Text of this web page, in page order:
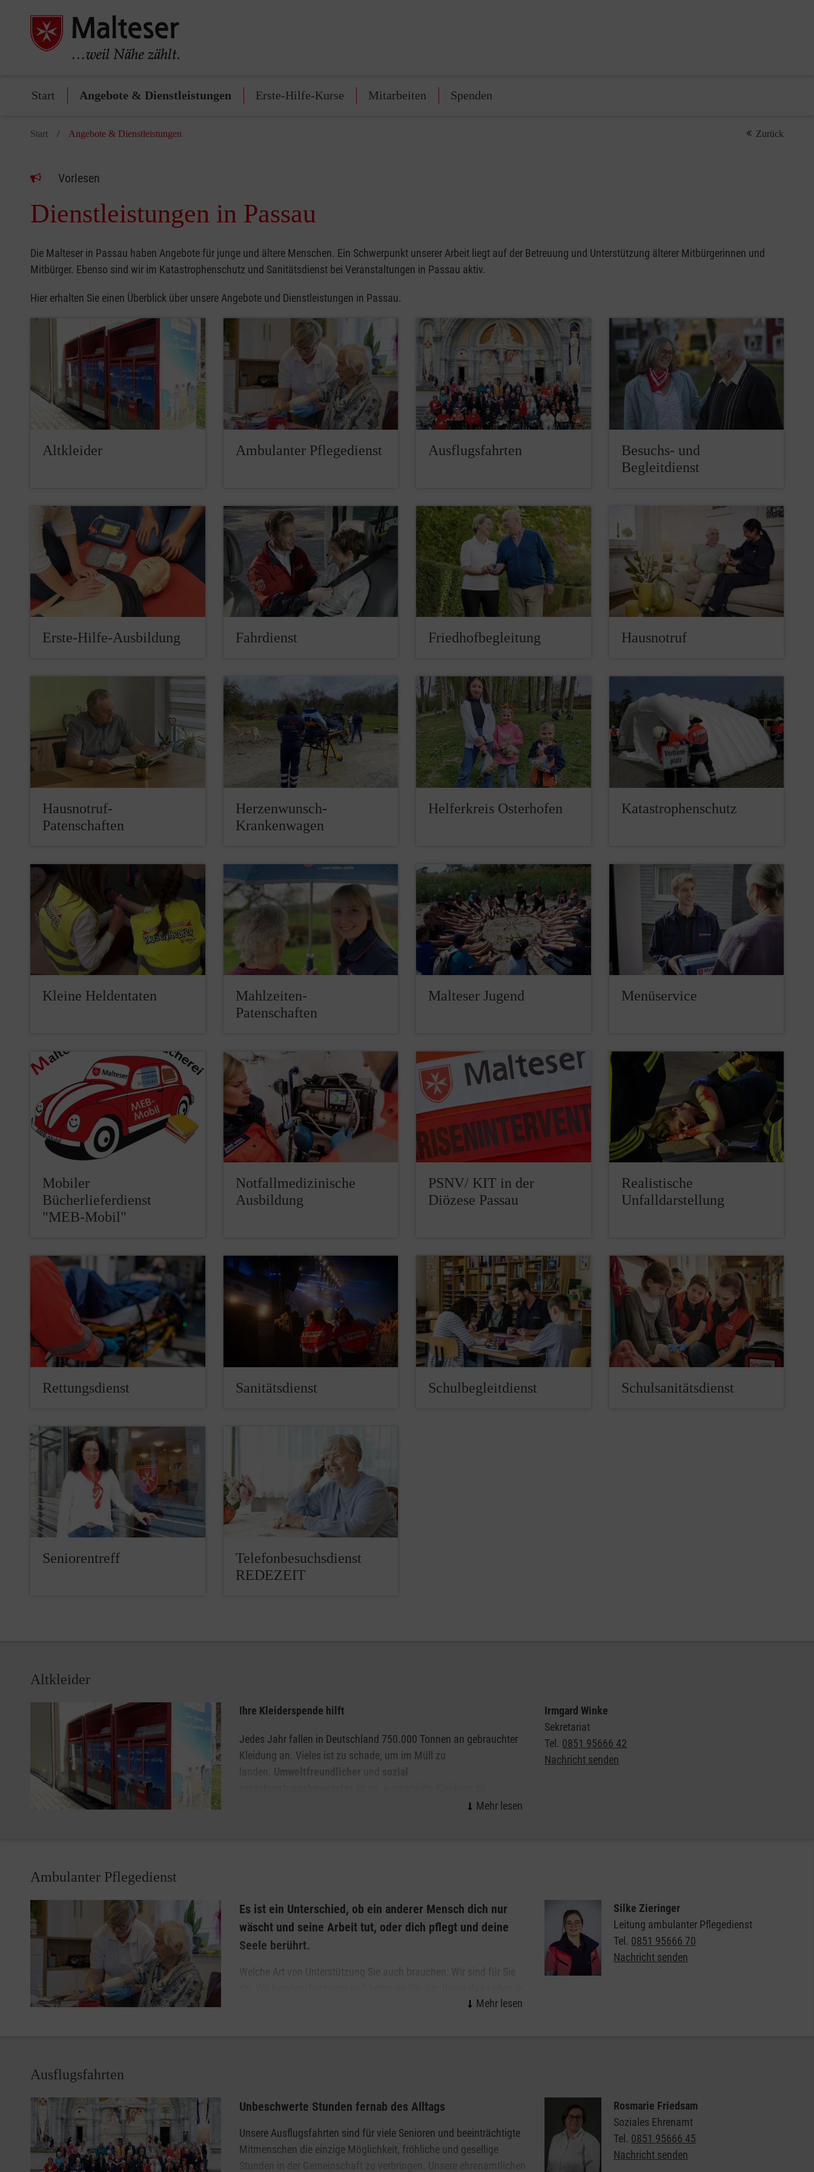
Start Angebote & Dienstleistungen Erste-Hilfe-Kurse Mitarbeiten Spenden
Start Angebote & Dienstleistungen Zurück
Vorlesen
Dienstleistungen in Passau
Die Malteser in Passau haben Angebote für junge und ältere Menschen. Ein Schwerpunkt unserer Arbeit liegt auf der Betreuung und Unterstützung älterer Mitbürgerinnen und
Mitbürger. Ebenso sind wir im Katastrophenschutz und Sanitätsdienst bei Veranstaltungen in Passau aktiv.
Hier erhalten Sie einen Überblick über unsere Angebote und Dienstleistungen in Passau.
Altkleider Ambulanter Pflegedienst Ausflugsfahrten
Besuchs- und
Begleitdienst
Erste-Hilfe-Ausbildung Fahrdienst Friedhofbegleitung Hausnotruf
Hausnotruf-
Patenschaften
Herzenwunsch-
Krankenwagen
Helferkreis Osterhofen Katastrophenschutz
Kleine Heldentaten
Mahlzeiten-
Patenschaften
Malteser Jugend Menüservice
Mobiler
Bücherlieferdienst
"MEB-Mobil"
Notfallmedizinische
Ausbildung
PSNV/ KIT in der
Diözese Passau
Realistische
Unfalldarstellung
Rettungsdienst Sanitätsdienst Schulbegleitdienst Schulsanitätsdienst
Seniorentreff
Telefonbesuchsdienst
REDEZEIT
Altkleider
Ihre Kleiderspende hilft
Jedes Jahr fallen in Deutschland 750.000 Tonnen an gebrauchter
Kleidung an. Vieles ist zu schade, um im Müll zu
Umweltfreundlicher
sozial
spenden. Mit gutem Gewissen können Sie Ihre Kleidung abgeben,
Mit den Erlösen aus dem Verkauf Ihrer Altkleiderspenden finanzieren wir unsere sozialen und humanitären Projekte,
die wir für Betroffene kostenlos anbieten. Somit sind sie eine wichtige Säule der Finanzierung unserer ehrenamtlich
geprägten Arbeit.
Irmgard Winke
Sekretariat
Tel. 0851 95666 42
Nachricht senden
Ambulanter Pflegedienst
Es ist ein Unterschied, ob ein anderer Mensch dich nur
wäscht und seine Arbeit tut, oder dich pflegt und deine
Seele berührt.
Welche Art von Unterstützung Sie auch brauchen: Wir sind für Sie
Ihrem Zuhause so angenehm wie möglich zu machen. Dabei
Wir tun alles dafür, um Ihnen mehr Lebensqualität zu geben und auch Ihren Angehörigen eine Stütze und Hilfe zu
sein. Dabei kommt Ihnen unsere langjährige Erfahrung im Pflegebereich zugute. Wir achten sehr auf ein
wertschätzendes und fürsorgliches Miteinander aller Beteiligten auf Augenhöhe. Sehr gerne nehmen wir uns Zeit,
Ihre Anliegen und Fragen in aller Ruhe zu besprechen. Nehmen Sie Kontakt mit uns auf.
Diese Leistungen bieten wir Ihnen an:
Silke Zieringer
Leitung ambulanter Pflegedienst
Tel. 0851 95666 70
Nachricht senden
Flyer "Online-Pflegekurs"
Anmeldung Online-Pflegekurs
Pflegeberatungstermin buchen
Ausflugsfahrten
Unbeschwerte Stunden fernab des Alltags
Unsere Ausflugsfahrten sind für viele Senioren und beeinträchtigte
Mitmenschen die einzige Möglichkeit, fröhliche und gesellige
Stunden in der Gemeinschaft zu verbringen. Unsere ehrenamtlichen
Rosmarie Friedsam
Soziales Ehrenamt
Tel. 0851 95666 45
Nachricht senden